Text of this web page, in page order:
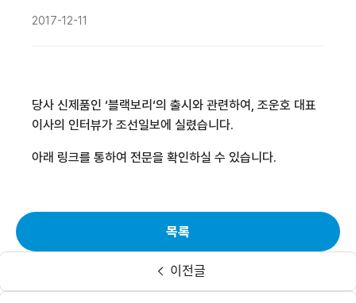
2017-12-11
당사 신제품인 ‘블랙보리‘의 출시와 관련하여, 조운호 대표
이사의 인터뷰가 조선일보에 실렸습니다.
아래 링크를 통하여 전문을 확인하실 수 있습니다.
이전글
목록